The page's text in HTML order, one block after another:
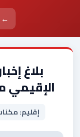
←
بلاغ
الإقيمي
إقليم: